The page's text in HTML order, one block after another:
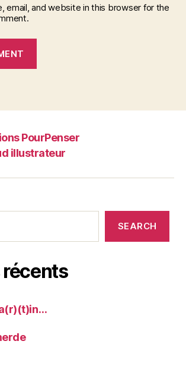
email, and website in this browser for the
PourPenser
illustrateur
SEARCH